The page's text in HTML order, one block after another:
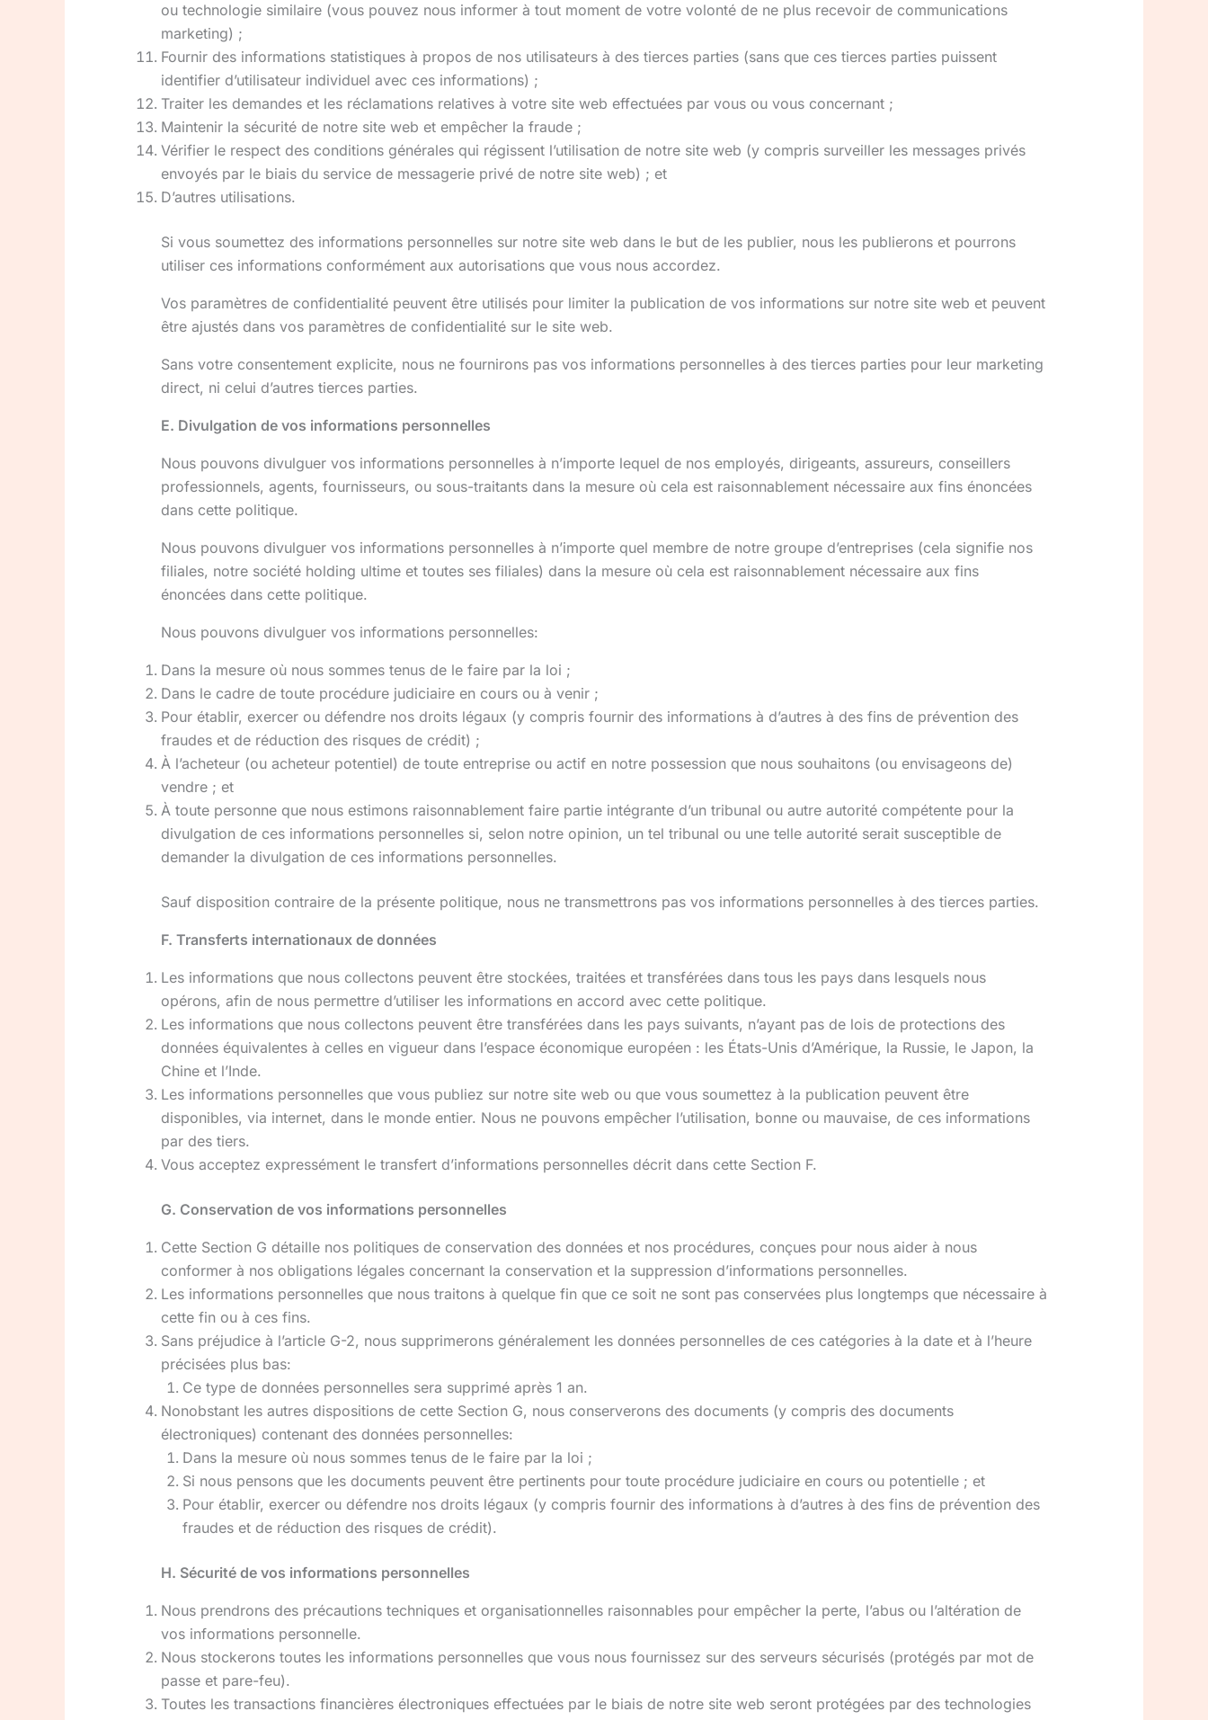
ou technologie similaire (vous pouvez nous informer à tout moment de votre volonté de ne plus recevoir de communications
marketing) ;
Fournir des informations statistiques à propos de nos utilisateurs à des tierces parties (sans que ces tierces parties puissent
identifier d’utilisateur individuel avec ces informations) ;
Traiter les demandes et les réclamations relatives à votre site web effectuées par vous ou vous concernant ;
Maintenir la sécurité de notre site web et empêcher la fraude ;
Vérifier le respect des conditions générales qui régissent l’utilisation de notre site web (y compris surveiller les messages privés
envoyés par le biais du service de messagerie privé de notre site web) ; et
D’autres utilisations.
Si vous soumettez des informations personnelles sur notre site web dans le but de les publier, nous les publierons et pourrons
utiliser ces informations conformément aux autorisations que vous nous accordez.
Vos paramètres de confidentialité peuvent être utilisés pour limiter la publication de vos informations sur notre site web et peuvent
être ajustés dans vos paramètres de confidentialité sur le site web.
Sans votre consentement explicite, nous ne fournirons pas vos informations personnelles à des tierces parties pour leur marketing
direct, ni celui d’autres tierces parties.
E. Divulgation de vos informations personnelles
Nous pouvons divulguer vos informations personnelles à n’importe lequel de nos employés, dirigeants, assureurs, conseillers
professionnels, agents, fournisseurs, ou sous-traitants dans la mesure où cela est raisonnablement nécessaire aux fins énoncées
dans cette politique.
Nous pouvons divulguer vos informations personnelles à n’importe quel membre de notre groupe d’entreprises (cela signifie nos
filiales, notre société holding ultime et toutes ses filiales) dans la mesure où cela est raisonnablement nécessaire aux fins
énoncées dans cette politique.
Nous pouvons divulguer vos informations personnelles:
Dans la mesure où nous sommes tenus de le faire par la loi ;
Dans le cadre de toute procédure judiciaire en cours ou à venir ;
Pour établir, exercer ou défendre nos droits légaux (y compris fournir des informations à d’autres à des fins de prévention des
fraudes et de réduction des risques de crédit) ;
À l’acheteur (ou acheteur potentiel) de toute entreprise ou actif en notre possession que nous souhaitons (ou envisageons de)
vendre ; et
À toute personne que nous estimons raisonnablement faire partie intégrante d’un tribunal ou autre autorité compétente pour la
divulgation de ces informations personnelles si, selon notre opinion, un tel tribunal ou une telle autorité serait susceptible de
demander la divulgation de ces informations personnelles.
Sauf disposition contraire de la présente politique, nous ne transmettrons pas vos informations personnelles à des tierces parties.
F. Transferts internationaux de données
Les informations que nous collectons peuvent être stockées, traitées et transférées dans tous les pays dans lesquels nous
opérons, afin de nous permettre d’utiliser les informations en accord avec cette politique.
Les informations que nous collectons peuvent être transférées dans les pays suivants, n’ayant pas de lois de protections des
données équivalentes à celles en vigueur dans l’espace économique européen : les États-Unis d’Amérique, la Russie, le Japon, la
Chine et l’Inde.
Les informations personnelles que vous publiez sur notre site web ou que vous soumettez à la publication peuvent être
disponibles, via internet, dans le monde entier. Nous ne pouvons empêcher l’utilisation, bonne ou mauvaise, de ces informations
par des tiers.
Vous acceptez expressément le transfert d’informations personnelles décrit dans cette Section F.
G. Conservation de vos informations personnelles
Cette Section G détaille nos politiques de conservation des données et nos procédures, conçues pour nous aider à nous
conformer à nos obligations légales concernant la conservation et la suppression d’informations personnelles.
Les informations personnelles que nous traitons à quelque fin que ce soit ne sont pas conservées plus longtemps que nécessaire à
cette fin ou à ces fins.
Sans préjudice à l’article G-2, nous supprimerons généralement les données personnelles de ces catégories à la date et à l’heure
précisées plus bas:
Ce type de données personnelles sera supprimé après 1 an.
Nonobstant les autres dispositions de cette Section G, nous conserverons des documents (y compris des documents
électroniques) contenant des données personnelles:
Dans la mesure où nous sommes tenus de le faire par la loi ;
Si nous pensons que les documents peuvent être pertinents pour toute procédure judiciaire en cours ou potentielle ; et
Pour établir, exercer ou défendre nos droits légaux (y compris fournir des informations à d’autres à des fins de prévention des
fraudes et de réduction des risques de crédit).
H. Sécurité de vos informations personnelles
Nous prendrons des précautions techniques et organisationnelles raisonnables pour empêcher la perte, l’abus ou l’altération de
vos informations personnelle.
Nous stockerons toutes les informations personnelles que vous nous fournissez sur des serveurs sécurisés (protégés par mot de
passe et pare-feu).
Toutes les transactions financières électroniques effectuées par le biais de notre site web seront protégées par des technologies